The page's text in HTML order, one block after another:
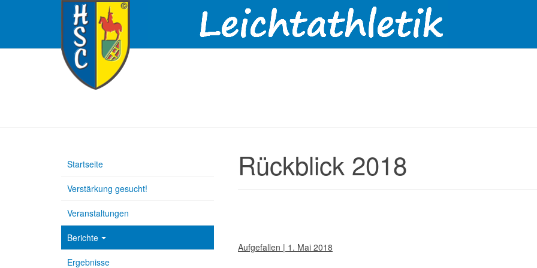
Rückblick 2018
Aufgefallen | 1. Mai 2018
Startseite
Verstärkung gesucht!
Veranstaltungen
Berichte
Ergebnisse